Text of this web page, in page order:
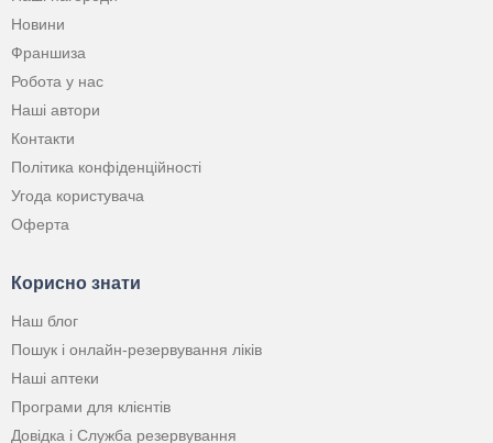
Новини
Франшиза
Робота у нас
Наші автори
Контакти
Політика конфіденційності
Угода користувача
Оферта
Корисно знати
Наш блог
Пошук і онлайн-резервування ліків
Наші аптеки
Програми для клієнтів
Довідка і Служба резервування